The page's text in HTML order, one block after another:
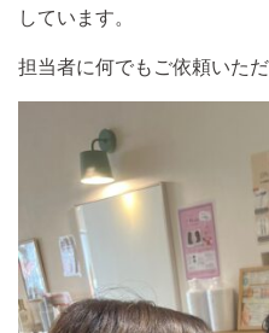
しています。
担当者に何でもご依頼いた